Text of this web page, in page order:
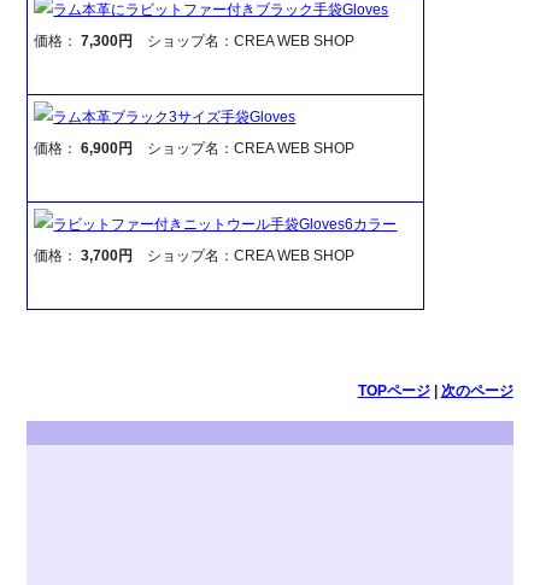
ラム本革にラビットファー付きブラック手袋Gloves
価格：7,300円 ショップ名：CREA WEB SHOP
ラム本革ブラック3サイズ手袋Gloves
価格：6,900円 ショップ名：CREA WEB SHOP
ラビットファー付きニットウール手袋Gloves6カラー
価格：3,700円 ショップ名：CREA WEB SHOP
TOPページ| 次のページ